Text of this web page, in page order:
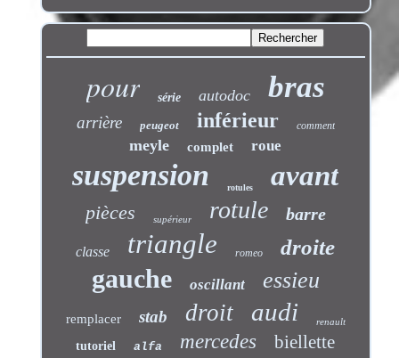
pour série autodoc bras
arrière peugeot inférieur comment
meyle complet roue
suspension rotules avant
pièces supérieur rotule barre
classe triangle romeo droite
gauche oscillant essieu
remplacer stab droit audi renault
tutoriel alfa mercedes biellette